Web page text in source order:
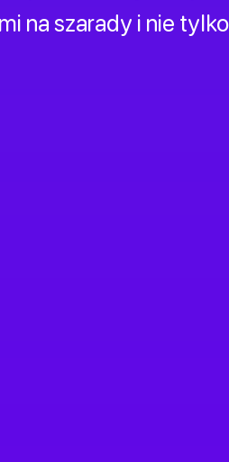
na szarady i nie